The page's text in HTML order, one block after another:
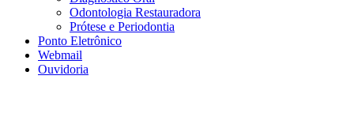
Odontologia Restauradora
Prótese e Periodontia
Ponto Eletrônico
Webmail
Ouvidoria